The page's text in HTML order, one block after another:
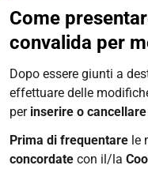
Come
convalida per
Dopo essere giunti a
effettuare delle
per inserire o
Prima di frequentare le
concordate con il/la